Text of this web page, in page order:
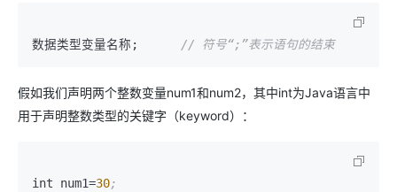
数据类型变量名称 ; // 符号“;”表示语句的结束
假如我们声明两个整数变量num1和num2，其中int为Java语言中
用于声明整数类型的关键字（keyword）：
int num1=30;